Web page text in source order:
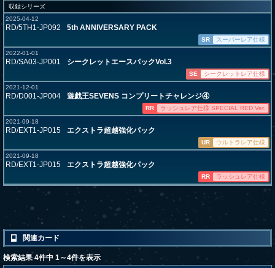
収録シリーズ
2025-04-12
RD/5TH1-JP092 5th ANNIVERSARY PACK
SR
スーパーレア仕様
2022-01-01
RD/SA03-JP001 シークレットエースパックVol.3
SE
シークレットレア仕様
2021-12-01
RD/D001-JP004 遊戯王SEVENS コンプリートチャレンジ④
RR
ラッシュレア仕様 SPECIAL RED Ver.
2021-09-18
RD/EXT1-JP015 エクストラ超越強化パック
UR
ウルトラレア仕様
2021-09-18
RD/EXT1-JP015 エクストラ超越強化パック
RR ラッシュレア仕様
関連カード
検索結果 4件中 1～4件を表示